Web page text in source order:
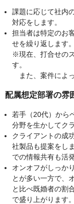
課題に応じて社内
対応をします。
担当者は特定のお
せを繰り返します。
※現在、打合せの
す。
また、案件によ
配属想定部署の雰
若手（20代）から
分野を生かしてク
クライアントの成
社製品も提案をし
での情報共有も活
オンオフがしっか
とが多い一方で、
と比べ既婚者の割
で盛り上がります